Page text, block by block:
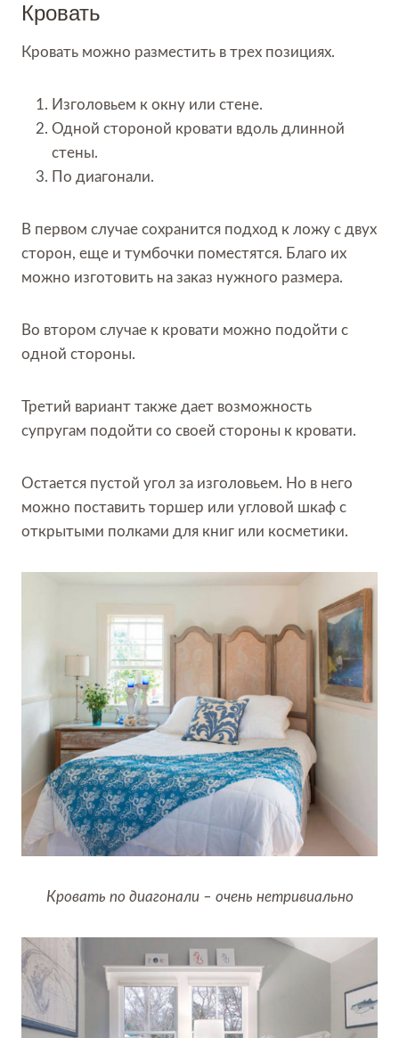
Кровать
Кровать можно разместить в трех позициях.
Изголовьем к окну или стене.
Одной стороной кровати вдоль длинной
стены.
По диагонали.
В первом случае сохранится подход к ложу с двух
сторон, еще и тумбочки поместятся. Благо их
можно изготовить на заказ нужного размера.
Во втором случае к кровати можно подойти с
одной стороны.
Третий вариант также дает возможность
супругам подойти со своей стороны к кровати.
Остается пустой угол за изголовьем. Но в него
можно поставить торшер или угловой шкаф с
открытыми полками для книг или косметики.
Кровать по диагонали – очень нетривиально